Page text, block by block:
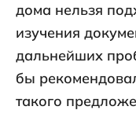
дома нельзя
изучения
дальнейших
бы
такого